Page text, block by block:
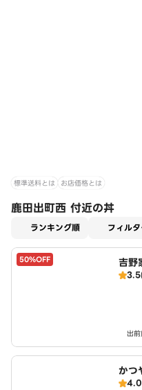
標準送料とは お店価格とは
鹿田出町西 付近の丼
ランキング順 フィル
50%OFF 吉
3.5
出
か
4.0